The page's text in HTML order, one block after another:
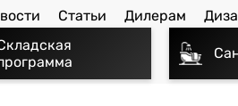
Статьи Дилерам